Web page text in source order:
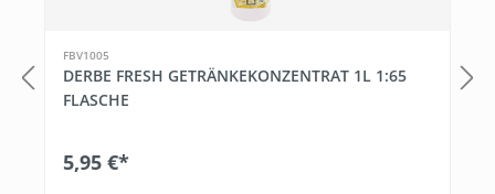
FBV1005
DERBE FRESH GETRÄNKEKONZENTRAT 1L 1:65
FLASCHE
5,95 €*